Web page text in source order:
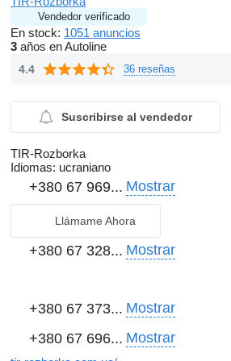
розрахунки реквізити ФОП, Пром-
(уточнюйте ціну та умови перед
Гарантія: від 14 днів до 1 року.
Перед замовленням для уточнення
Київ:
Ціна і якість приємно здивують Вас.
довгостроковій співпраці.
Vendedor verificado
En stock: 1051 anuncios
3 años en Autoline
4.4 36 reseñas
Suscribirse al vendedor
TIR-Rozborka
Idiomas: ucraniano
+380 67 969... Mostrar
Llámame Ahora
+380 67 328... Mostrar
+380 67 373... Mostrar
+380 67 696... Mostrar